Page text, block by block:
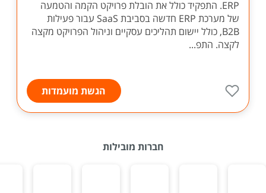
ERP. התפקיד כולל את הובלת פרויקט הקמה והטמעה
של מערכת ERP חדשה בסביבת SaaS עבור פעילות
B2B, כולל יישום תהליכים עסקיים וניהול הפרויקט מקצה
לקצה. התפ...
הגשת מועמדות
חברות מובילות